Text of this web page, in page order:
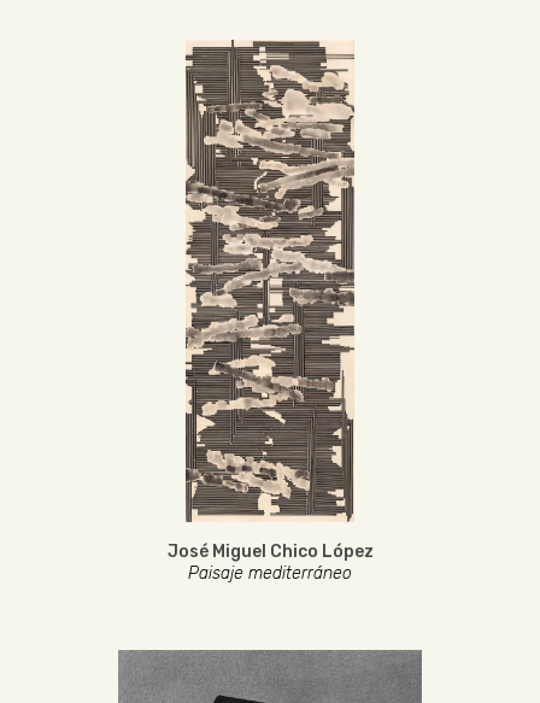
José Miguel Chico López
Paisaje mediterráneo